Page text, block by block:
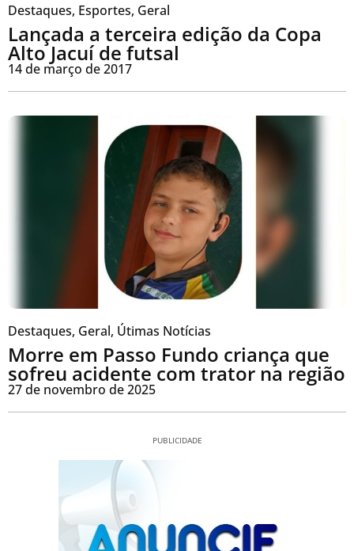
Destaques, Esportes, Geral
Lançada a terceira edição da Copa
Alto Jacuí de futsal
14 de março de 2017
Destaques, Geral, Útimas Notícias
Morre em Passo Fundo criança que
sofreu acidente com trator na região
27 de novembro de 2025
PUBLICIDADE